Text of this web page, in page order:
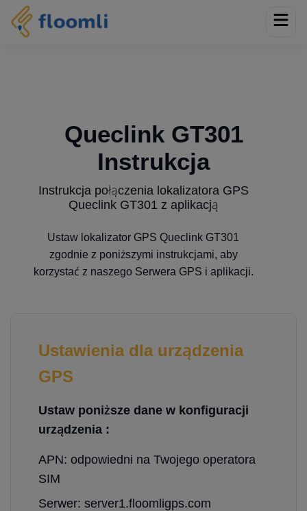
Queclink GT301
Instrukcja
Instrukcja połączenia lokalizatora GPS
Queclink GT301 z aplikacją
Ustaw lokalizator GPS Queclink GT301
zgodnie z poniższymi instrukcjami, aby
korzystać z naszego Serwera GPS i aplikacji.
Ustawienia dla urządzenia
GPS
Ustaw poniższe dane w konfiguracji
urządzenia :
APN: odpowiedni na Twojego operatora
SIM
Serwer: server1.floomligps.com